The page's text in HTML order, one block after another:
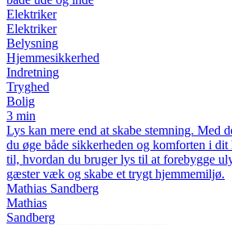
Elektriker
Elektriker
Belysning
Hjemmesikkerhed
Indretning
Tryghed
Bolig
3 min
Lys kan mere end at skabe stemning. Med
du øge både sikkerheden og komforten i dit
til, hvordan du bruger lys til at forebygge
gæster væk og skabe et trygt hjemmemiljø.
Mathias Sandberg
Mathias
Sandberg